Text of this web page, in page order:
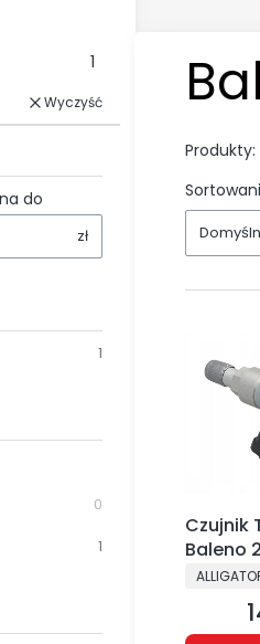
1
Wyczyść
do
zł
1
0
1
Produkty:
Czujnik
Baleno